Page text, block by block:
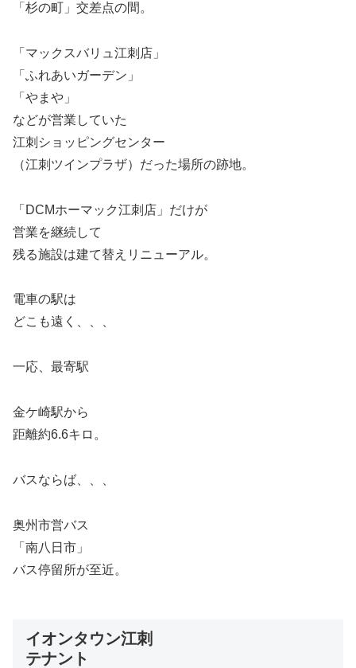
「杉の町」交差点の間。
「マックスバリュ江刺店」
「ふれあいガーデン」
「やまや」
などが営業していた
江刺ショッピングセンター
（江刺ツインプラザ）だった場所の跡地。
「DCMホーマック江刺店」だけが
営業を継続して
残る施設は建て替えリニューアル。
電車の駅は
どこも遠く、、、
一応、最寄駅
金ケ崎駅から
距離約6.6キロ。
バスならば、、、
奥州市営バス
「南八日市」
バス停留所が至近。
イオンタウン江刺
テナント